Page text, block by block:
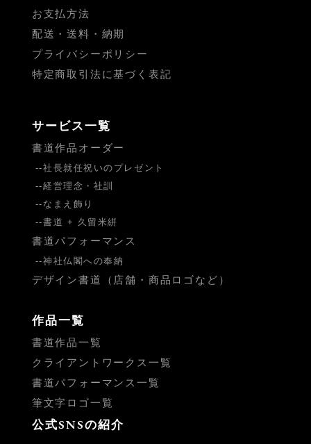
お支払方法
配送・送料・納期
プライバシーポリシー
特定商取引法に基づく表記
サービス一覧
書道作品オーダー
社長就任祝いのプレゼント
経営理念・社訓
なまえ飾り
書道 + 久留米絣
書道パフォーマンス
神社仏閣への奉納
デザイン書道（店舗・商品ロゴなど）
作品一覧
書道作品一覧
クライアントワークス一覧
書道パフォーマンス一覧
筆文字ロゴ一覧
公式SNSの紹介